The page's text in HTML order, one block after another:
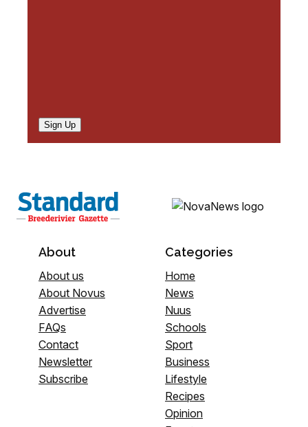
Sign Up
About
About us
About Novus
Advertise
FAQs
Contact
Newsletter
Subscribe
Categories
Home
News
Nuus
Schools
Sport
Business
Lifestyle
Recipes
Opinion